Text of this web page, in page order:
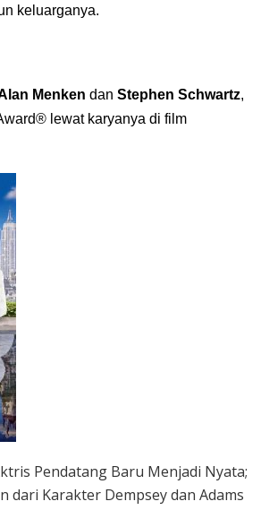
keluarganya.
Menken dan Stephen Schwartz,
lewat karyanya di film
Pendatang Baru Menjadi Nyata;
dari Karakter Dempsey dan Adams